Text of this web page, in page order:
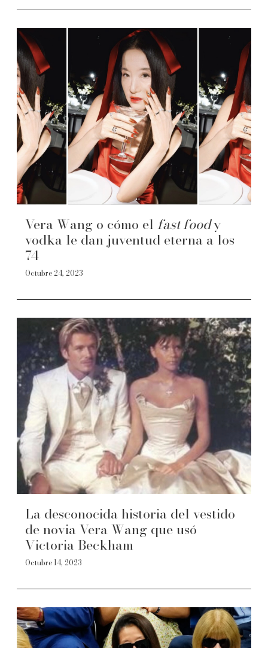
Vera Wang o cómo el fast foody
vodka le dan juventud eterna a los
74
Octubre 24, 2023
La desconocida historia del vestido
de novia Vera Wang que usó
Victoria Beckham
Octubre 14, 2023